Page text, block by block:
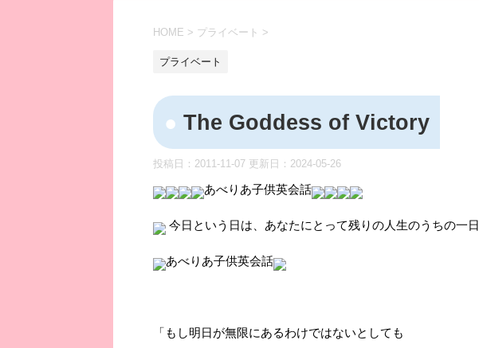
HOME > プライベート >
プライベート
The Goddess of Victory
投稿日：2011-11-07 更新日： 2024-05-26
あべりあ子供英会話
今日という日は、あなたにとって残りの人生のうちの一日
あべりあ子供英会話
「もし明日が無限にあるわけではないとしても